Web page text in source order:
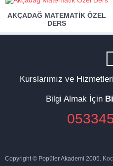
AKÇADAĞ MATEMATIK ÖZEL
DERS
Kurslarımız ve
Bilgi Almak İçin
Copyright © Popüler Akademi 2005.